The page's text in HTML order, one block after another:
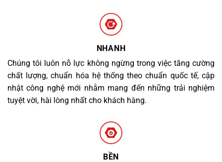
NHANH
Chúng tôi luôn nỗ lực không ngừng trong việc tăng cường
chất lượng, chuẩn hóa hệ thống theo chuẩn quốc tế, cập
nhật công nghệ mới nhằm mang đến những trải nghiệm
tuyệt vời, hài lòng nhất cho khách hàng.
BỀN